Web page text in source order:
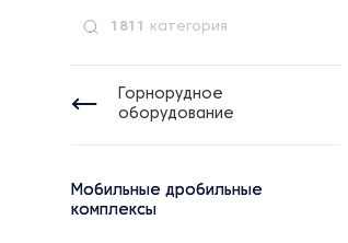
1811 категория
Горнорудное
оборудование
Мобильные дробильные
комплексы